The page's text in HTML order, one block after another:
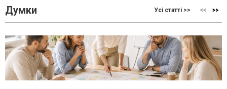
Думки Усі статті >>